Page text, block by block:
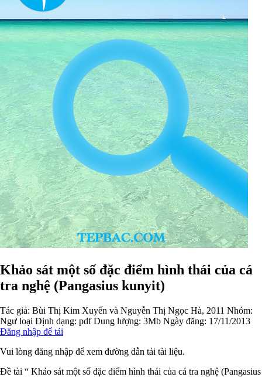
Khảo sát một số đặc điểm hình thái của cá
tra nghệ (Pangasius kunyit)
Tác giả: Bùi Thị Kim Xuyến và Nguyễn Thị Ngọc Hà, 2011 Nhóm:
Ngư loại Định dạng: pdf Dung lượng: 3Mb Ngày đăng: 17/11/2013
Đăng nhập để tải
Vui lòng đăng nhập để xem đường dẫn tải tài liệu.
Đề tài “ Khảo sát một số đặc điểm hình thái của cá tra nghệ (Pangasius